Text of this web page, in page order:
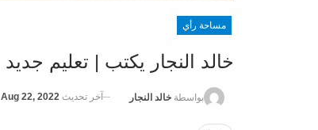
مساحة رأي
خالد النجار يكتب | تعليم جديد
بواسطة خالد النجار آخر تحديث Aug 22, 2022